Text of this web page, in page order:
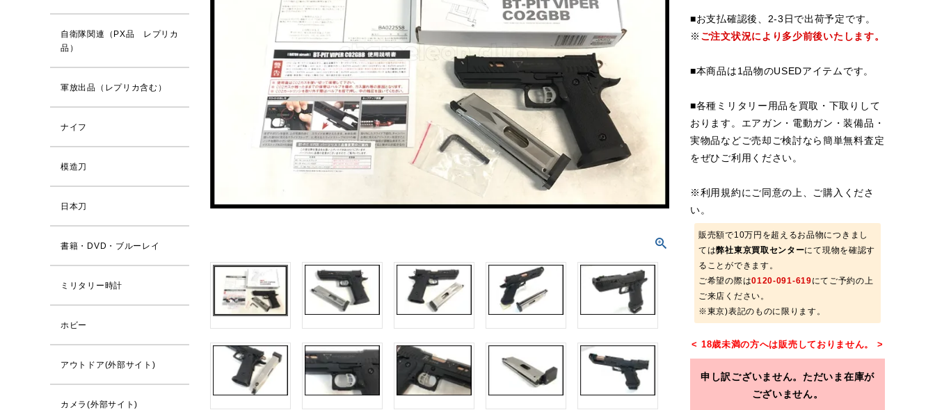
■お支払確認後、2-3日で出荷予定です。
※ ご注文状況により多少前後いたします。
■本商品は1品物のUSEDアイテムです。
■各種ミリタリー用品を買取・下取りして
おります。エアガン・電動ガン・装備品・
実物品などご売却ご検討なら簡単無料査定
をぜひご利用ください。
※利用規約にご同意の上、ご購入くださ
い。
販売額で10万円を超えるお品物につきまし
ては弊社東京買取センターにて現物を確認す
ることができます。
ご希望の際は0120-091-619にてご予約の上
ご来店ください。
※東京)表記のものに限ります。
申し訳ございません。ただいま在庫が
ございません。
自衛隊関連（PX品 レプリカ
品）
軍放出品（レプリカ含む）
ナイフ
模造刀
日本刀
書籍・DVD・ブルーレイ
ミリタリー時計
ホビー
アウトドア(外部サイト)
カメラ(外部サイト)